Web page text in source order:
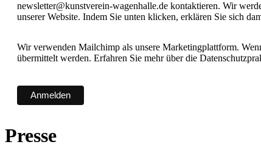
newsletter@kunstverein-wagenhalle.de kontaktieren. Wir
unserer Website. Indem Sie unten klicken, erklären Sie sich
Wir verwenden Mailchimp als unsere Marketingplattform.
übermittelt werden. Erfahren Sie mehr über die
Presse